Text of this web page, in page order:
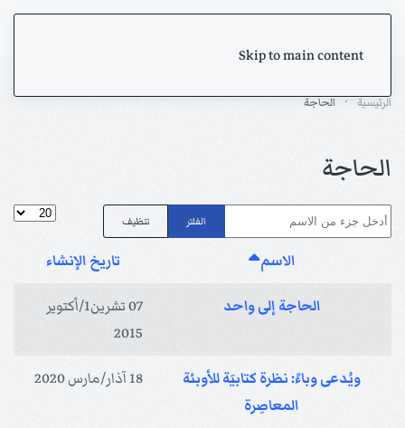
Skip to main content
الرئيسية الحاجة
الحاجة
أدخل جزء من الاسم الفلتر تنظيف
عدد
الاسم
تاريخ الإنشاء
الحاجة إلى واحد
07 تشرين1/أكتوير
2015
ويُدعى وباءً: نظرة كتابيَة للأوبئة
المعاصِرة
18 آذار/مارس 2020